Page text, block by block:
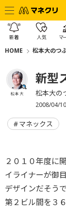
新着 人気 マ
HOME 松本大のつ
松本 大
新型
松本大の
2008/04/10
マネックス
２０１０年度に
イライナーが御
デザインだそう
第２ビル間を３